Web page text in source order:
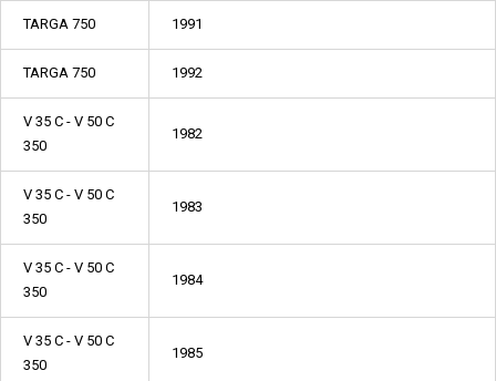
TARGA 750 1991
TARGA 750 1992
V 35 C - V 50 C
350
1982
V 35 C - V 50 C
350
1983
V 35 C - V 50 C
350
1984
V 35 C - V 50 C
350
1985